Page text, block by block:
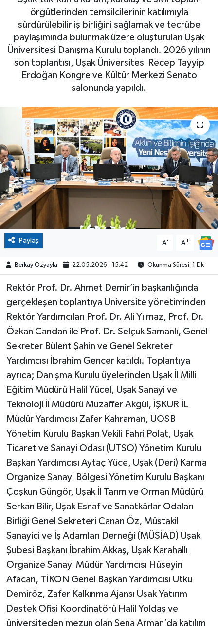
örgütlerinden temsilcilerinin katılımıyla
sürdürülebilir iş birliğini sağlamak ve tecrübe
paylaşımında bulunmak üzere oluşturulan Uşak
Üniversitesi Danışma Kurulu toplandı. 2026 yılının
son toplantısı, Uşak Üniversitesi Recep Tayyip
Erdoğan Kongre ve Kültür Merkezi Senato
salonunda yapıldı.
Paylaş A- A+
Berkay Özyayla 22.05.2026 - 15:42 Okunma Süresi: 1 Dk
Rektör Prof. Dr. Ahmet Demir’in başkanlığında
gerçekleşen toplantıya Üniversite yönetiminden
Rektör Yardımcıları Prof. Dr. Ali Yılmaz, Prof. Dr.
Özkan Candan ile Prof. Dr. Selçuk Samanlı, Genel
Sekreter Bülent Şahin ve Genel Sekreter
Yardımcısı İbrahim Gencer katıldı. Toplantıya
ayrıca; Danışma Kurulu üyelerinden Uşak İl Milli
Eğitim Müdürü Halil Yücel, Uşak Sanayi ve
Teknoloji İl Müdürü Muzaffer Akgül, İŞKUR İL
Müdür Yardımcısı Zafer Kahraman, UOSB
Yönetim Kurulu Başkan Vekili Fahri Polat, Uşak
Ticaret ve Sanayi Odası (UTSO) Yönetim Kurulu
Başkan Yardımcısı Aytaç Yüce, Uşak (Deri) Karma
Organize Sanayi Bölgesi Yönetim Kurulu Başkanı
Çoşkun Güngör, Uşak İl Tarım ve Orman Müdürü
Serkan Bilir, Uşak Esnaf ve Sanatkârlar Odaları
Birliği Genel Sekreteri Canan Öz, Müstakil
Sanayici ve İş Adamları Derneği (MÜSİAD) Uşak
Şubesi Başkanı İbrahim Akkaş, Uşak Karahallı
Organize Sanayi Müdür Yardımcısı Hüseyin
Afacan, TİKON Genel Başkan Yardımcısı Utku
Demiröz, Zafer Kalkınma Ajansı Uşak Yatırım
Destek Ofisi Koordinatörü Halil Yoldaş ve
üniversiteden mezun olan Sena Arman’da katılım